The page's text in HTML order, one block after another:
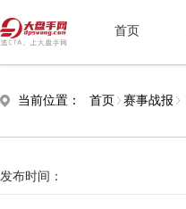
首页
当前位置： 首页 赛事战报
发布时间：